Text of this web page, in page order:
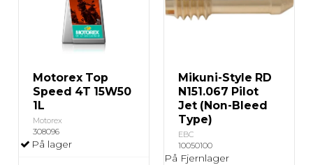
Motorex Top
Speed 4T 15W50
1L
Motorex
308096
På lager
Mikuni-Style RD
N151.067 Pilot
Jet (Non-Bleed
Type)
EBC
10050100
På Fjernlager